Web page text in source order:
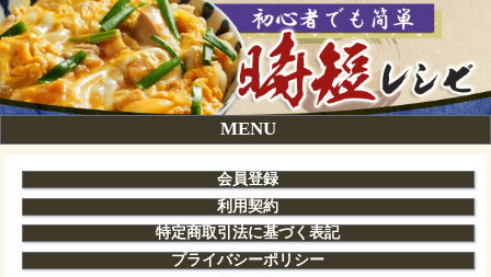
MENU
会員登録
利用契約
特定商取引法に基づく表記
プライバシーポリシー